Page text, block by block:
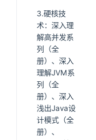
3.硬核技
术：深入理
解高并发系
列（全
册）、深入
理解JVM系
列（全
册）、深入
浅出Java设
计模式（全
册）、